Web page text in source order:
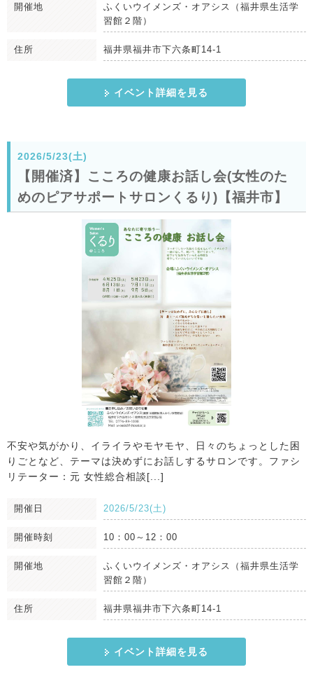
開催地
ふくいウイメンズ・オアシス（福井県生活学
習館２階）
住所 福井県福井市下六条町14-1
イベント詳細を見る
2026/5/23(土)
【開催済】こころの健康お話し会(女性のた
めのピアサポートサロンくるり)【福井市】
不安や気がかり、イライラやモヤモヤ、日々のちょっとした困
りごとなど、テーマは決めずにお話しするサロンです。ファシ
リテーター：元 女性総合相談[...]
開催日 2026/5/23(土)
開催時刻 10：00～12：00
開催地
ふくいウイメンズ・オアシス（福井県生活学
習館２階）
住所 福井県福井市下六条町14-1
イベント詳細を見る